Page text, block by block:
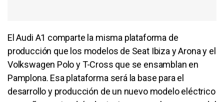
El Audi A1 comparte la misma plataforma de
producción que los modelos de Seat Ibiza y Arona y el
Volkswagen Polo y T-Cross que se ensamblan en
Pamplona. Esa plataforma será la base para el
desarrollo y producción de un nuevo modelo eléctrico